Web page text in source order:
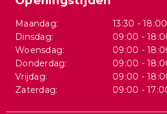
Maandag:
13:30 -
Dinsdag:
09:00 -
Woensdag:
09:00 -
Donderdag:
09:00 -
Vrijdag:
09:00 -
Zaterdag:
09:00 -